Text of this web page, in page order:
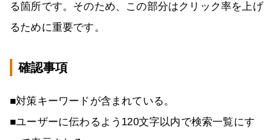
る箇所です。そのため、この部分はクリック率を上げ
るために重要です。
確認事項
■対策キーワードが含まれている。
■ユーザーに伝わるよう120文字以内で検索一覧にす